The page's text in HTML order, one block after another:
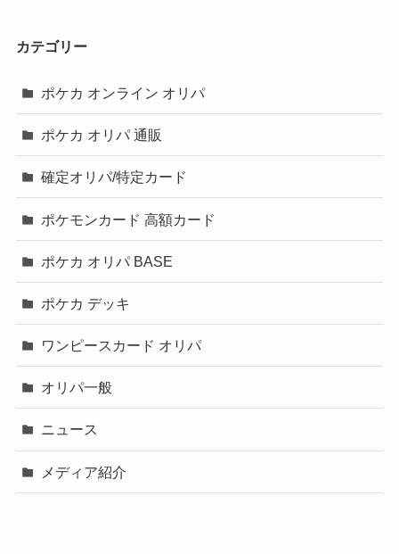
カテゴリー
ポケカ オンライン オリパ
ポケカ オリパ 通販
確定オリパ/特定カード
ポケモンカード 高額カード
ポケカ オリパ BASE
ポケカ デッキ
ワンピースカード オリパ
オリパ一般
ニュース
メディア紹介